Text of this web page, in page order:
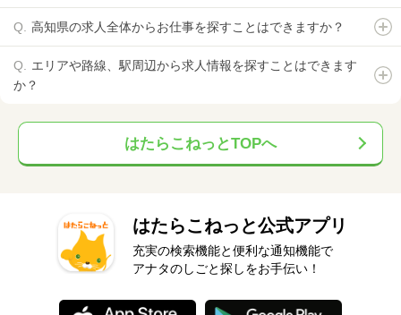
高知県の求人全体からお仕事を探すことはできますか？
エリアや路線、駅周辺から求人情報を探すことはできます
か？
はたらこねっとTOPへ
はたらこねっと公式アプリ
充実の検索機能と便利な通知機能で
アナタのしごと探しをお手伝い！